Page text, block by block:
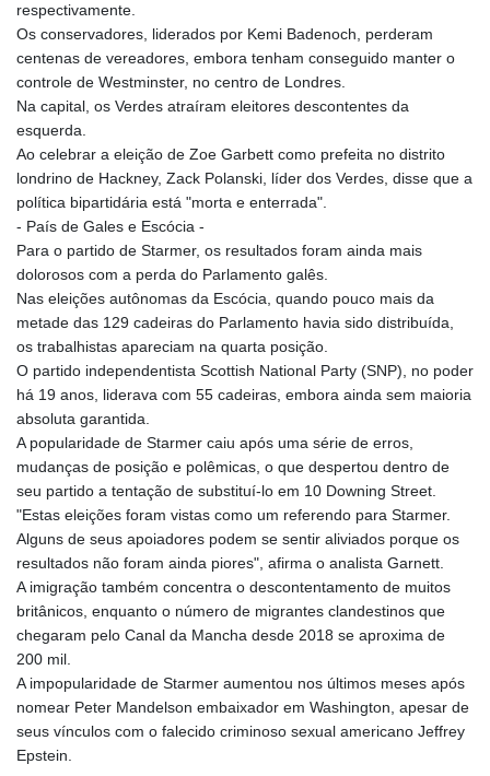
MMK
2425.761657
4157.747973
MRU 46.312797
MUR 54.285874
2007.117959
MYR 4.724922
MZN 73.848488
NGN
1574.334577
NOK 11.010667
NPR 175.672918
NZD 1.962891
OMR 0.444286
PAB 1.154903
PEN 3.9114
PGK 5.111391
PHP 70.137026
PKR 321.001615
PYG
6887.534304
QAR 4.212695
respectivamente.
Os conservadores, liderados por Kemi Badenoch, perderam
centenas de vereadores, embora tenham conseguido manter o
controle de Westminster, no centro de Londres.
Na capital, os Verdes atraíram eleitores descontentes da
esquerda.
Ao celebrar a eleição de Zoe Garbett como prefeita no distrito
londrino de Hackney, Zack Polanski, líder dos Verdes, disse que a
política bipartidária está "morta e enterrada".
- País de Gales e Escócia -
Para o partido de Starmer, os resultados foram ainda mais
dolorosos com a perda do Parlamento galês.
Nas eleições autônomas da Escócia, quando pouco mais da
metade das 129 cadeiras do Parlamento havia sido distribuída,
os trabalhistas apareciam na quarta posição.
O partido independentista Scottish National Party (SNP), no poder
há 19 anos, liderava com 55 cadeiras, embora ainda sem maioria
absoluta garantida.
A popularidade de Starmer caiu após uma série de erros,
mudanças de posição e polêmicas, o que despertou dentro de
seu partido a tentação de substituí-lo em 10 Downing Street.
"Estas eleições foram vistas como um referendo para Starmer.
Alguns de seus apoiadores podem se sentir aliviados porque os
resultados não foram ainda piores", afirma o analista Garnett.
A imigração também concentra o descontentamento de muitos
britânicos, enquanto o número de migrantes clandestinos que
chegaram pelo Canal da Mancha desde 2018 se aproxima de
200 mil.
A impopularidade de Starmer aumentou nos últimos meses após
nomear Peter Mandelson embaixador em Washington, apesar de
seus vínculos com o falecido criminoso sexual americano Jeffrey
Epstein.